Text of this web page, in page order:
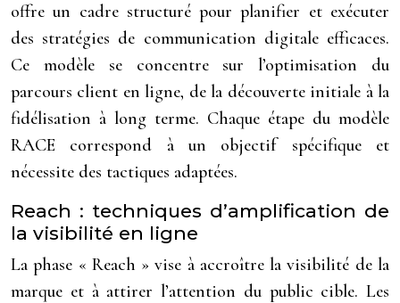
offre un cadre structuré pour planifier et exécuter
des stratégies de communication digitale efficaces.
Ce modèle se concentre sur l’optimisation du
parcours client en ligne, de la découverte initiale à la
fidélisation à long terme. Chaque étape du modèle
RACE correspond à un objectif spécifique et
nécessite des tactiques adaptées.
Reach : techniques d’amplification de
la visibilité en ligne
La phase « Reach » vise à accroître la visibilité de la
marque et à attirer l’attention du public cible. Les